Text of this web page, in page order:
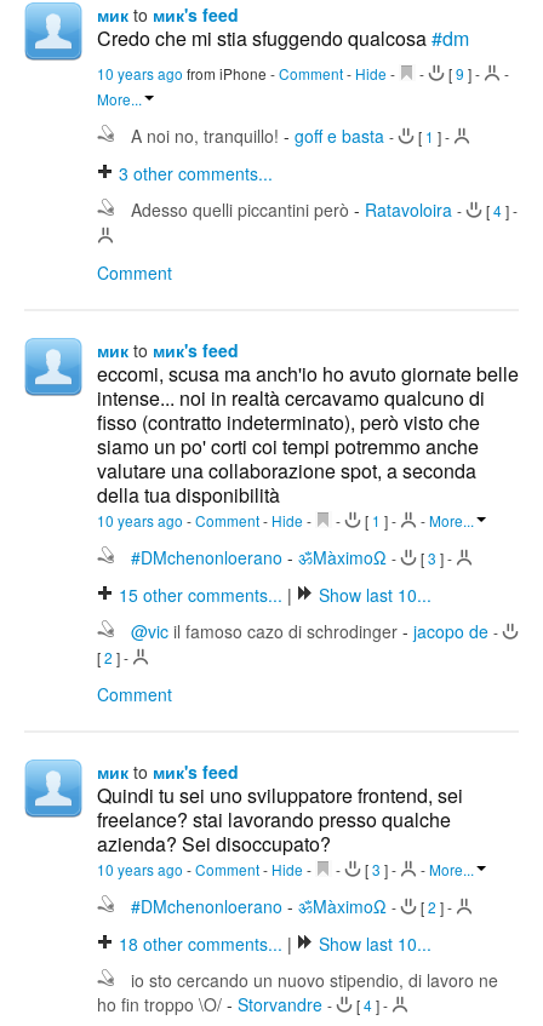
мик to мик's feed
Credo che mi stia sfuggendo qualcosa#dm
10 years ago from iPhone -Comment- Hide - - [9 ]-
-
More...
A noi no, tranquillo! - goff e basta - [ 1 ]-
3 other comments...
Adesso quelli piccantini però - Ratavoloira - [4]-
Comment
мик to мик's feed
eccomi, scusa ma anch'io ho avuto giornate belle
intense... noi in realtà cercavamo qualcuno di
fisso (contratto indeterminato), però visto che
siamo un po' corti coi tempi potremmo anche
valutare una collaborazione spot, a seconda
della tua disponibilità
10 years ago -Comment- Hide - - [ 1 ]- -More...
#DMchenonloerano - ॐMàximoΩ - [3 ]-
15 other comments... |
Show last 10...
@vic il famoso cazo di schrodinger - jacopo de -
[2 ]-
Comment
мик to мик's feed
Quindi tu sei uno sviluppatore frontend, sei
freelance? stai lavorando presso qualche
azienda? Sei disoccupato?
10 years ago -Comment- Hide - - [3 ]- -More...
#DMchenonloerano - ॐMàximoΩ - [2 ]-
18 other comments... |
Show last 10...
io sto cercando un nuovo stipendio, di lavoro ne
ho fin troppo \O/ - Storvandre - [4]-